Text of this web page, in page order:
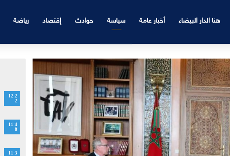
هنا الدار البيضاء أخبار عامة سياسة حوادث إقتصاد رياضة
12:2
2
11:4
8
11:3